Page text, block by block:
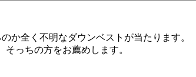
か全く不明なダウンベストが当たります。
っちの方をお薦めします。